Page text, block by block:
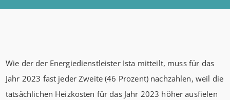
Wie der der Energiedienstleister Ista mitteilt, muss für das
Jahr 2023 fast jeder Zweite (46 Prozent) nachzahlen, weil die
tatsächlichen Heizkosten für das Jahr 2023 höher ausfielen